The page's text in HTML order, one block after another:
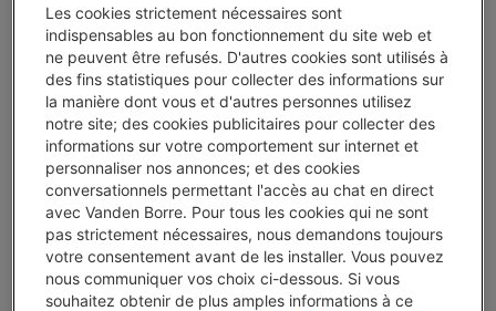
J'achète
Comparer
Atouts
Type: Espresso classique
Type de café: Café moulu et dosettes ESE
Réglage de la température: Oui
Les cookies strictement nécessaires sont
indispensables au bon fonctionnement du site web et
ne peuvent être refusés. D'autres cookies sont utilisés à
des fins statistiques pour collecter des informations sur
la manière dont vous et d'autres personnes utilisez
notre site; des cookies publicitaires pour collecter des
informations sur votre comportement sur internet et
personnaliser nos annonces; et des cookies
conversationnels permettant l'accès au chat en direct
avec Vanden Borre. Pour tous les cookies qui ne sont
pas strictement nécessaires, nous demandons toujours
votre consentement avant de les installer. Vous pouvez
nous communiquer vos choix ci-dessous. Si vous
souhaitez obtenir de plus amples informations à ce